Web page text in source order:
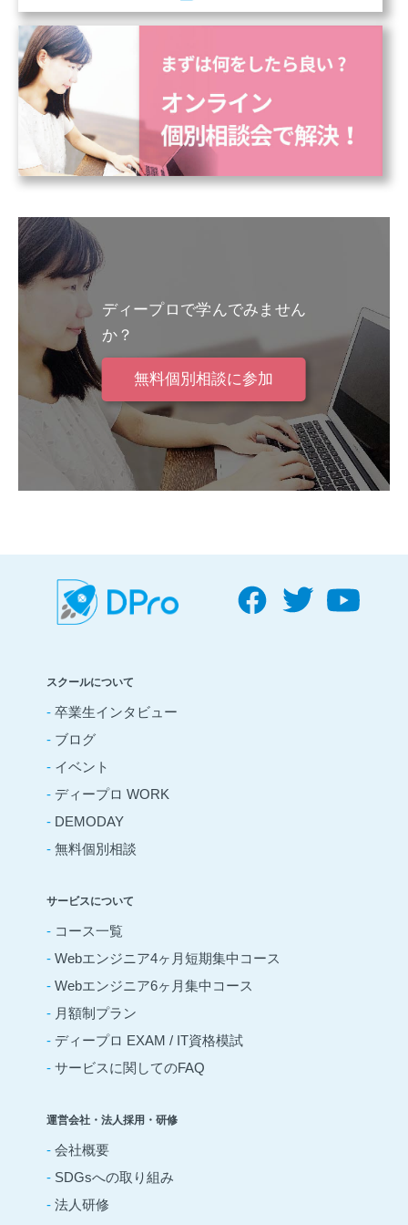
ディープロで学んでみません
か？
無料個別相談に参加
スクールについて
- 卒業生インタビュー
- ブログ
- イベント
- ディープロ WORK
- DEMODAY
- 無料個別相談
サービスについて
- コース一覧
- Webエンジニア4ヶ月短期集中コース
- Webエンジニア6ヶ月集中コース
- 月額制プラン
- ディープロ EXAM / IT資格模試
- サービスに関してのFAQ
運営会社・法人採用・研修
- 会社概要
- SDGsへの取り組み
- 法人研修